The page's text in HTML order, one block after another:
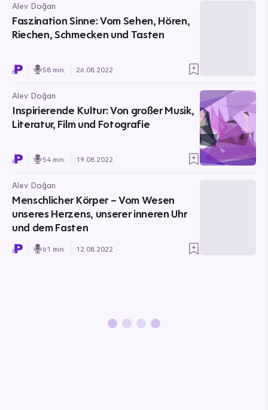
Alev Doğan
Faszination Sinne: Vom Sehen, Hören,
Riechen, Schmecken und Tasten
58 min. 26.08.2022
Alev Doğan
Inspirierende Kultur: Von großer Musik,
Literatur, Film und Fotografie
54 min. 19.08.2022
Alev Doğan
Menschlicher Körper – Vom Wesen
unseres Herzens, unserer inneren Uhr
und dem Fasten
61 min. 12.08.2022